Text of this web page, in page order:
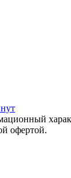
офертой.